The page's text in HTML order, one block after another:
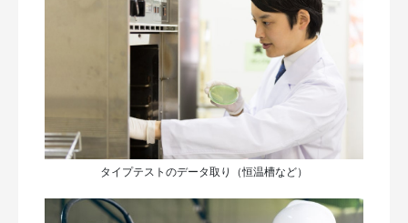
タイプテストのデータ取り（恒温槽など）